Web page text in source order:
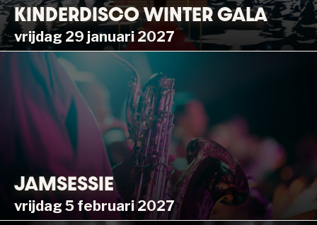
KINDERDISCO WINTER GALA
vrijdag 29 januari 2027
JAMSESSIE
vrijdag 5 februari 2027